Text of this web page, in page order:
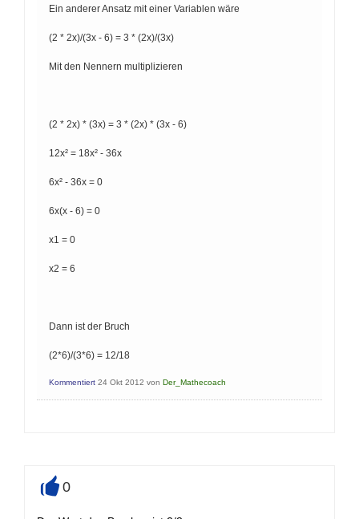
Ein anderer Ansatz mit einer Variablen wäre
(2 * 2x)/(3x - 6) = 3 * (2x)/(3x)
Mit den Nennern multiplizieren
(2 * 2x) * (3x) = 3 * (2x) * (3x - 6)
12x² = 18x² - 36x
6x² - 36x = 0
6x(x - 6) = 0
x1 = 0
x2 = 6
Dann ist der Bruch
(2*6)/(3*6) = 12/18
Kommentiert 24 Okt 2012 von Der_Mathecoach
0